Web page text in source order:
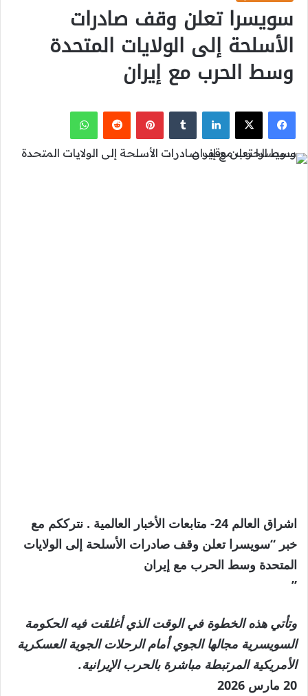
سويسرا تعلن وقف صادرات
الأسلحة إلى الولايات المتحدة
وسط الحرب مع إيران
فيسبوك
‫X لينكدإن بينتيريست واتساب
اشراق العالم 24- متابعات الأخبار العالمية . نترككم مع
خبر “سويسرا تعلن وقف صادرات الأسلحة إلى الولايات
المتحدة وسط الحرب مع إيران
”
وتأتي هذه الخطوة في الوقت الذي أغلقت فيه الحكومة
السويسرية مجالها الجوي أمام الرحلات الجوية العسكرية
الأمريكية المرتبطة مباشرة بالحرب الإيرانية.
تم
20 مارس 2026